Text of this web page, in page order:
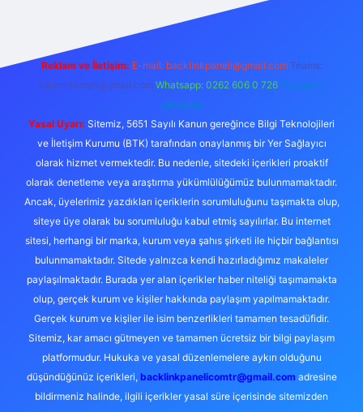
Reklam ve İletişim: E-mail: backlinkpaneli@gmail.com Teams:
forumhizmeti@gmail.com Whatsapp: 0262 606 0 726 Telegram:
@karabul
Yasal Uyarı: Sitemiz, 5651 Sayılı Kanun gereğince Bilgi Teknolojileri
ve İletişim Kurumu (BTK) tarafından onaylanmış bir Yer Sağlayıcı
olarak hizmet vermektedir. Bu nedenle, sitedeki içerikleri proaktif
olarak denetleme veya araştırma yükümlülüğümüz bulunmamaktadır.
Ancak, üyelerimiz yazdıkları içeriklerin sorumluluğunu taşımakta olup,
siteye üye olarak bu sorumluluğu kabul etmiş sayılırlar. Bu internet
sitesi, herhangi bir marka, kurum veya şahıs şirketi ile hiçbir bağlantısı
bulunmamaktadır. Sitede yalnızca kendi hazırladığımız makaleler
paylaşılmaktadır. Burada yer alan içerikler haber niteliği taşımamakta
olup, gerçek kurum ve kişiler hakkında paylaşım yapılmamaktadır.
Gerçek kurum ve kişiler ile isim benzerlikleri tamamen tesadüfidir.
Sitemiz, kar amacı gütmeyen ve tamamen ücretsiz bir bilgi paylaşım
platformudur. Hukuka ve yasal düzenlemelere aykırı olduğunu
düşündüğünüz içerikleri, backlinkpanelicomtr@gmail.comadresine
bildirmeniz halinde, ilgili içerikler yasal süre içerisinde sitemizden